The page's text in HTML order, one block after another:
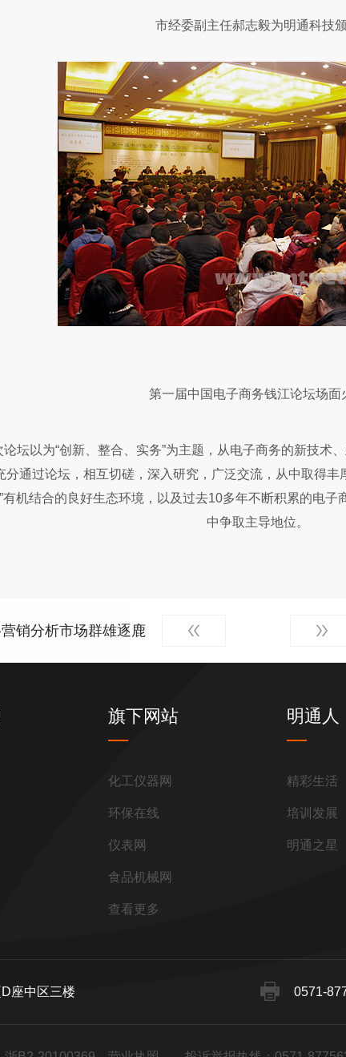
市经委副主任郝志毅为明通科技
第一届中国电子商务钱江论坛场面
以为“创新、整合、实务”为主题，从电子商务的新技术
通过论坛，相互切磋，深入研究，广泛交流，从中取得
有机结合的良好生态环境，以及过去10多年不断积累的电
中争取主导地位。
销分析市场群雄逐鹿
旗下网站
化工仪器网
环保在线
仪表网
食品机械网
查看更多
明通人
精彩生活
培训发展
明通之星
座中区三楼 0571-